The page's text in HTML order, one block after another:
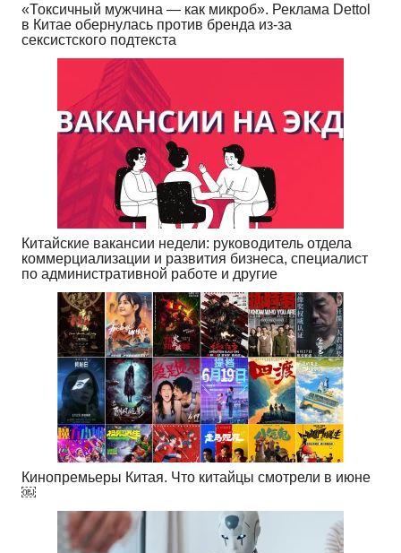
«Токсичный мужчина — как микроб». Реклама Dettol
в Китае обернулась против бренда из-за
сексистского подтекста
Китайские вакансии недели: руководитель отдела
коммерциализации и развития бизнеса, специалист
по административной работе и другие
Кинопремьеры Китая. Что китайцы смотрели в июне
￼